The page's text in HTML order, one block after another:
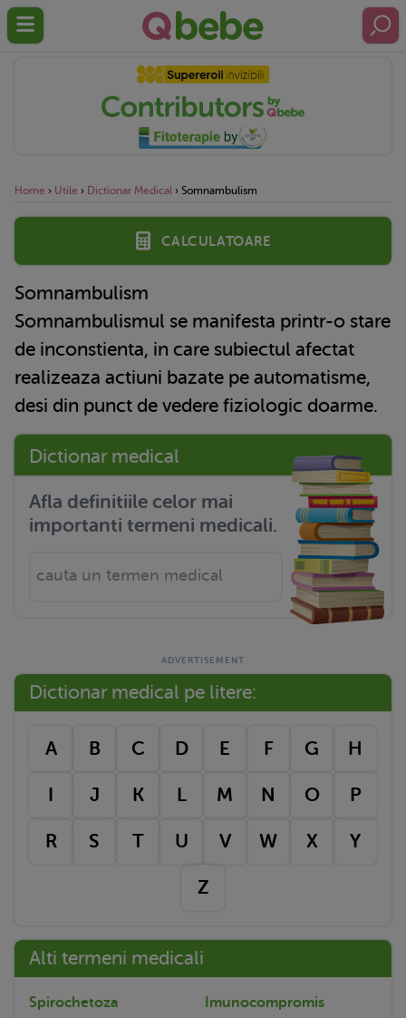
Home › Utile › Dictionar Medical › Somnambulism
Calculatoare
Somnambulism
Somnambulismul se manifesta printr-o stare
de inconstienta, in care subiectul afectat
realizeaza actiuni bazate pe automatisme,
desi din punct de vedere fiziologic doarme.
Dictionar medical
Afla definitiile celor mai
importanti termeni medicali.
Dictionar medical pe litere:
A B C D E F G H
I J K L M N O P
R S T U V W X Y
Z
Alti termeni medicali
Spirochetoza
Imunocompromis